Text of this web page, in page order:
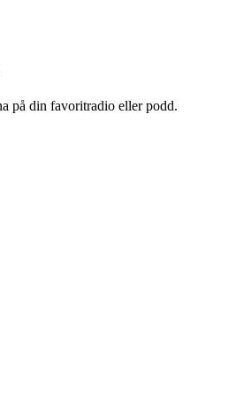
på din favoritradio eller podd.